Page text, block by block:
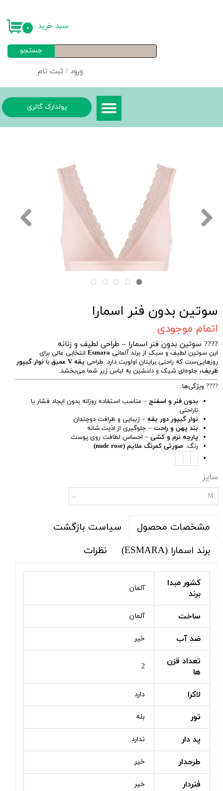
ورود / ثبت نام
خروج از حساب کاربری
جستجو
۰ سبد خرید
پولدارک گالری
سوتین بدون فنر اسمارا
اتمام موجودی
???? سوتین بدون فنر اسمارا – طراحی لطیف و زنانه
این سوتین لطیف و سبک از برند آلمانیEsmara انتخابی عالی برای
روزهایی‌ست که راحتی برایتان اولویت دارد. طراحی یقه V عمیق با نوار گیپور
ظریف، جلوه‌ای شیک و دلنشین به لباس زیر شما می‌بخشد.
???? ویژگی‌ها:
بدون فنر و اسفنج – مناسب استفاده روزانه بدون ایجاد فشار یا
ناراحتی
نوار گیپور دور یقه – زیبایی و ظرافت دوچندان
بند پهن و راحت – جلوگیری از اذیت شانه
پارچه نرم و کشی – احساس لطافت روی پوست
رنگ: صورتی کمرنگ ملایم (nude rose)
سایز
M
مشخصات محصول
سیاست بازگشت
برند اسمارا (ESMARA)
نظرات
کشور مبدا
برند
آلمان
ساخت آلمان
ضد آب خیر
تعداد قزن
ها
2
لاکرا دارد
تور بله
پد دار ندارد
طرحدار خیر
فنردار خیر